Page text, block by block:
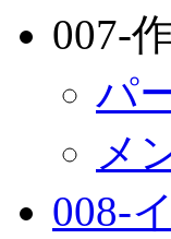
007-
パ
メ
008-